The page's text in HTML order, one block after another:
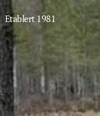
Etablert 1981